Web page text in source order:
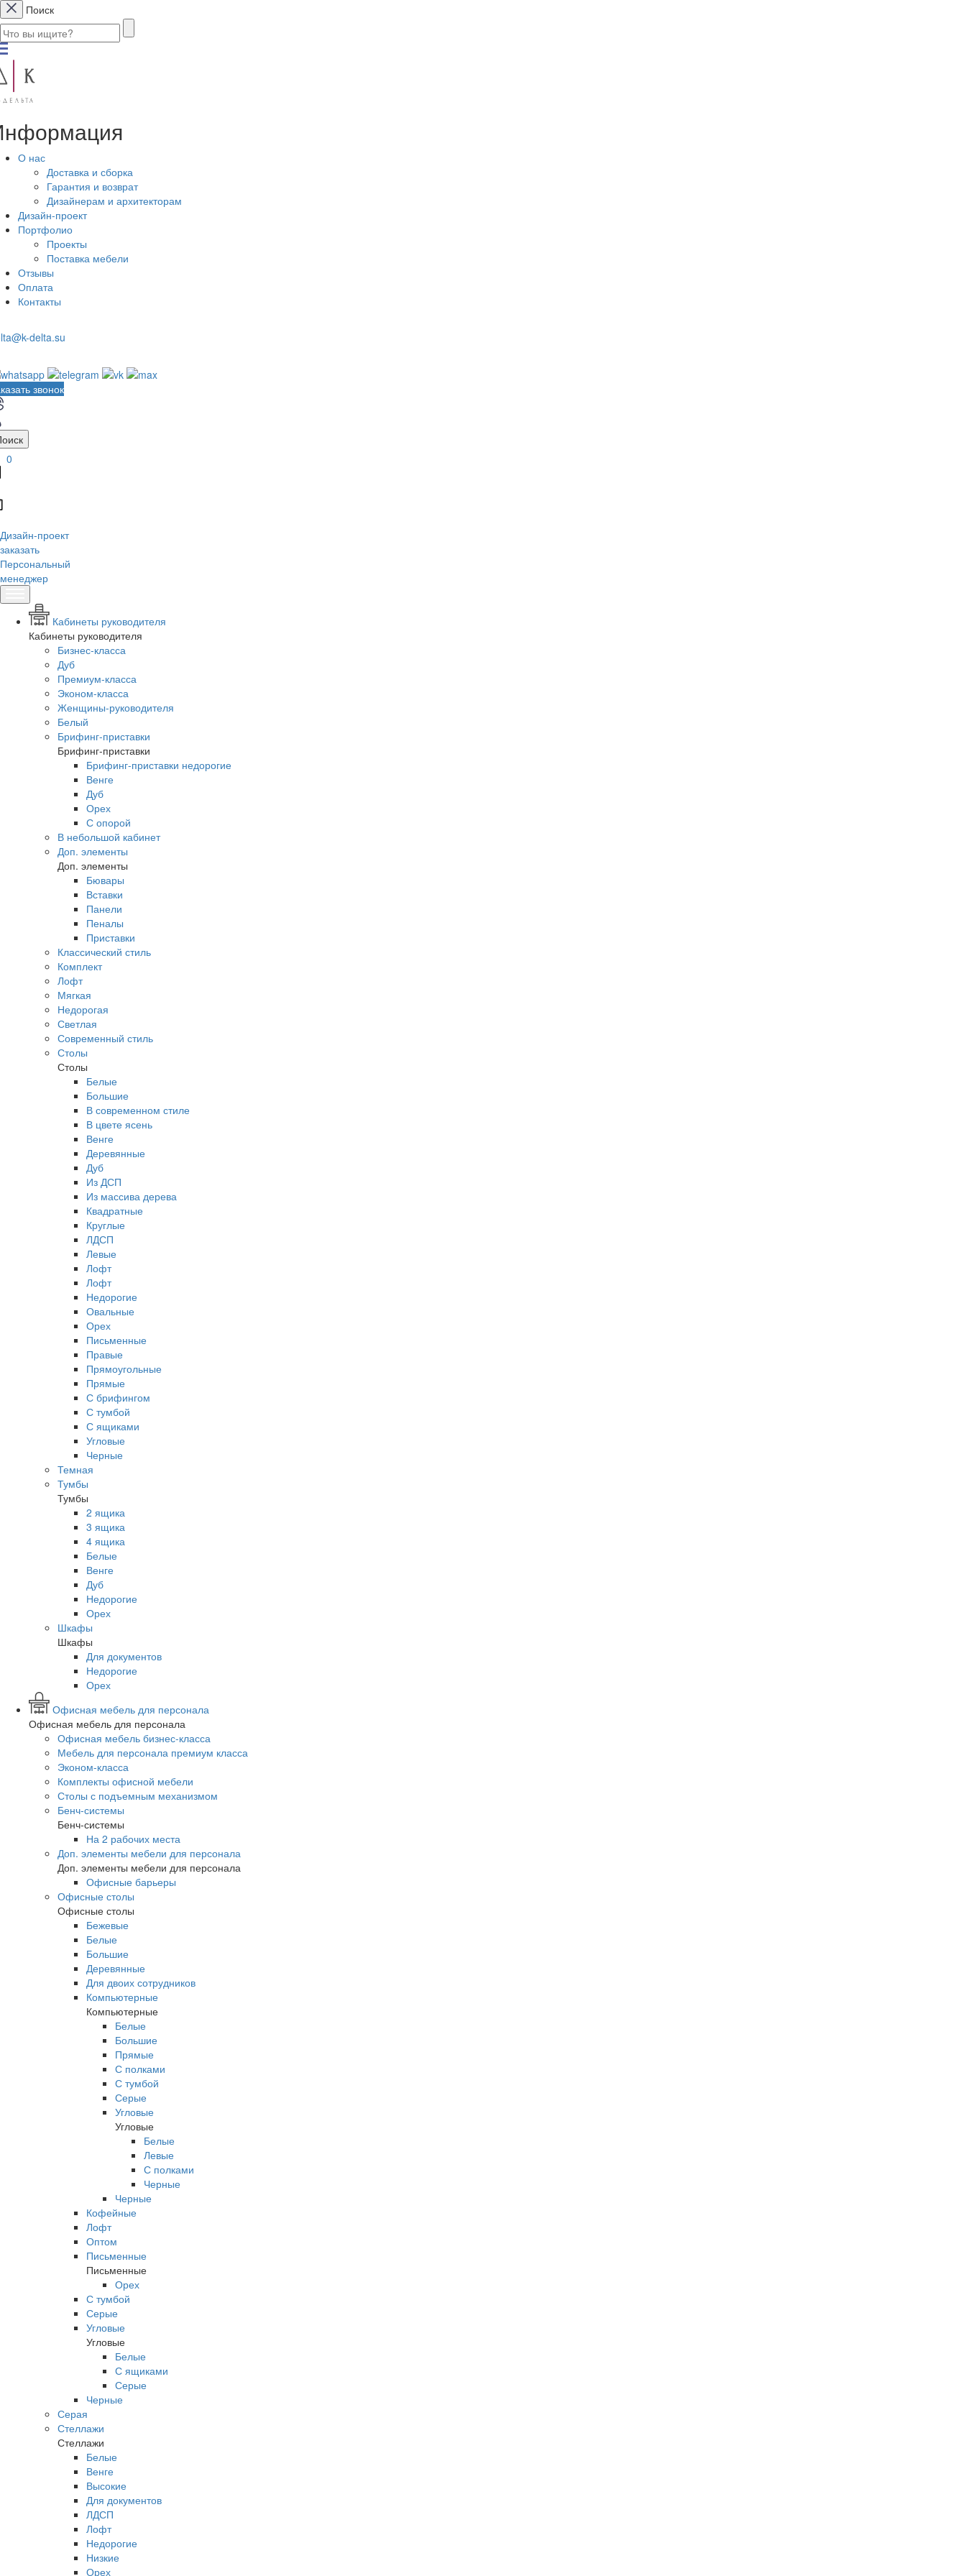
Поиск
О нас
Доставка и сборка
Гарантия и возврат
Дизайнерам и архитекторам
Дизайн-проект
Портфолио
Проекты
Поставка мебели
Отзывы
Оплата
Контакты
delta.su
звонок
0
Дизайн-проект
заказать
Персональный
менеджер
Кабинеты руководителя
Кабинеты руководителя
Бизнес-класса
Дуб
Премиум-класса
Эконом-класса
Женщины-руководителя
Белый
Брифинг-приставки
Брифинг-приставки
Брифинг-приставки недорогие
Венге
Дуб
Орех
С опорой
В небольшой кабинет
Доп. элементы
Доп. элементы
Бювары
Вставки
Панели
Пеналы
Приставки
Классический стиль
Комплект
Лофт
Мягкая
Недорогая
Светлая
Современный стиль
Столы
Столы
Белые
Большие
В современном стиле
В цвете ясень
Венге
Деревянные
Дуб
Из ДСП
Из массива дерева
Квадратные
Круглые
ЛДСП
Левые
Лофт
Лофт
Недорогие
Овальные
Орех
Письменные
Правые
Прямоугольные
Прямые
С брифингом
С тумбой
С ящиками
Угловые
Черные
Темная
Тумбы
Тумбы
2 ящика
3 ящика
4 ящика
Белые
Венге
Дуб
Недорогие
Орех
Шкафы
Шкафы
Для документов
Недорогие
Орех
Офисная мебель для персонала
Офисная мебель для персонала
Офисная мебель бизнес-класса
Мебель для персонала премиум класса
Эконом-класса
Комплекты офисной мебели
Столы с подъемным механизмом
Бенч-системы
Бенч-системы
На 2 рабочих места
Доп. элементы мебели для персонала
Доп. элементы мебели для персонала
Офисные барьеры
Офисные столы
Офисные столы
Бежевые
Белые
Большие
Деревянные
Для двоих сотрудников
Компьютерные
Компьютерные
Белые
Большие
Прямые
С полками
С тумбой
Серые
Угловые
Угловые
Белые
Левые
С полками
Черные
Черные
Кофейные
Лофт
Оптом
Письменные
Письменные
Орех
С тумбой
Серые
Угловые
Угловые
Белые
С ящиками
Серые
Черные
Серая
Стеллажи
Стеллажи
Белые
Венге
Высокие
Для документов
ЛДСП
Лофт
Недорогие
Низкие
Орех